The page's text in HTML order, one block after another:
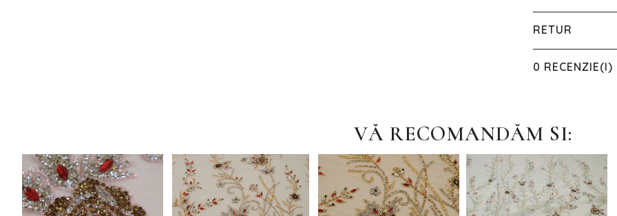
RETUR
0 RECENZIE(I)
VĂ RECOMANDĂM SI: